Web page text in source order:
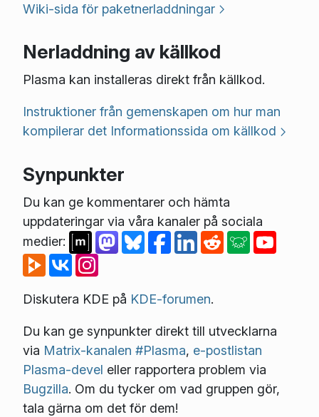
Wiki-sida för paketnerladdningar
Nerladdning av källkod
Plasma kan installeras direkt från källkod.
Instruktioner från gemenskapen om hur man
kompilerar det Informationssida om källkod
Synpunkter
Du kan ge kommentarer och hämta
uppdateringar via våra kanaler på sociala
medier:
Diskutera KDE på KDE-forumen.
Du kan ge synpunkter direkt till utvecklarna
via Matrix-kanalen #Plasma, e-postlistan
Plasma-devel eller rapportera problem via
Bugzilla. Om du tycker om vad gruppen gör,
tala gärna om det för dem!